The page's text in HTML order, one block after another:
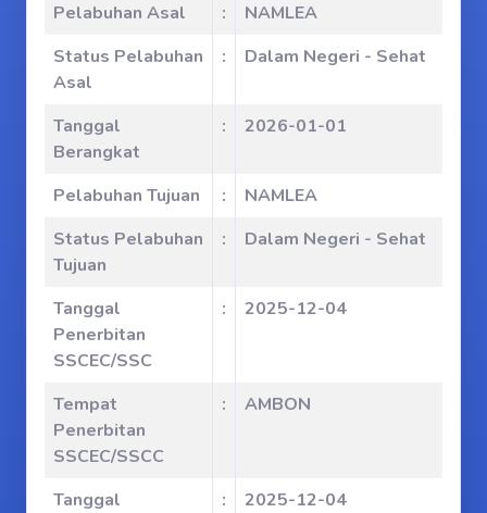
Pelabuhan Asal
:
NAMLEA
Status Pelabuhan
Asal
: Dalam Negeri - Sehat
Tanggal
Berangkat
: 2026-01-01
Pelabuhan Tujuan :
NAMLEA
Status Pelabuhan
Tujuan
: Dalam Negeri - Sehat
Tanggal
Penerbitan
SSCEC/SSC
: 2025-12-04
Tempat
Penerbitan
SSCEC/SSCC
: AMBON
Tanggal
: 2025-12-04